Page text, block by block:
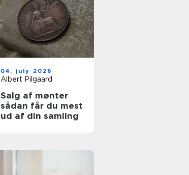
04. july 2026
Albert Pilgaard
Salg af mønter
sådan får du mest
ud af din samling